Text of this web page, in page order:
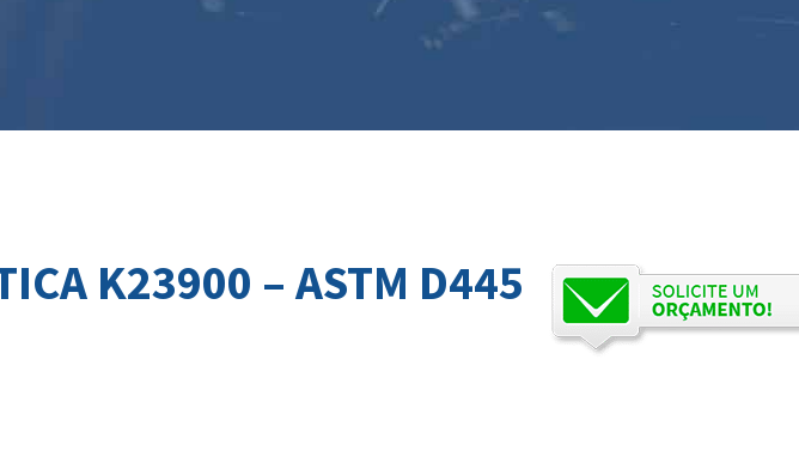
K23900 – ASTM D445